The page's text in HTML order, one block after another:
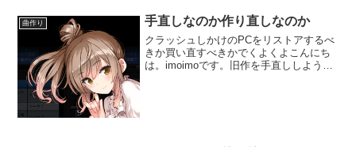
に腫れるわ、歳...
曲作り 手直しなのか作り直しなのか
クラッシュしかけのPCをリストアするべ
きか買い直すべきかでくよくよこんにち
は。imoimoです。旧作を手直ししようと